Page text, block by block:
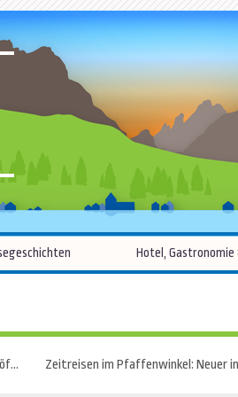
Hotel, Gastronomie
Das Hong Kong Palace Museum hat seine Pforten geöffnet